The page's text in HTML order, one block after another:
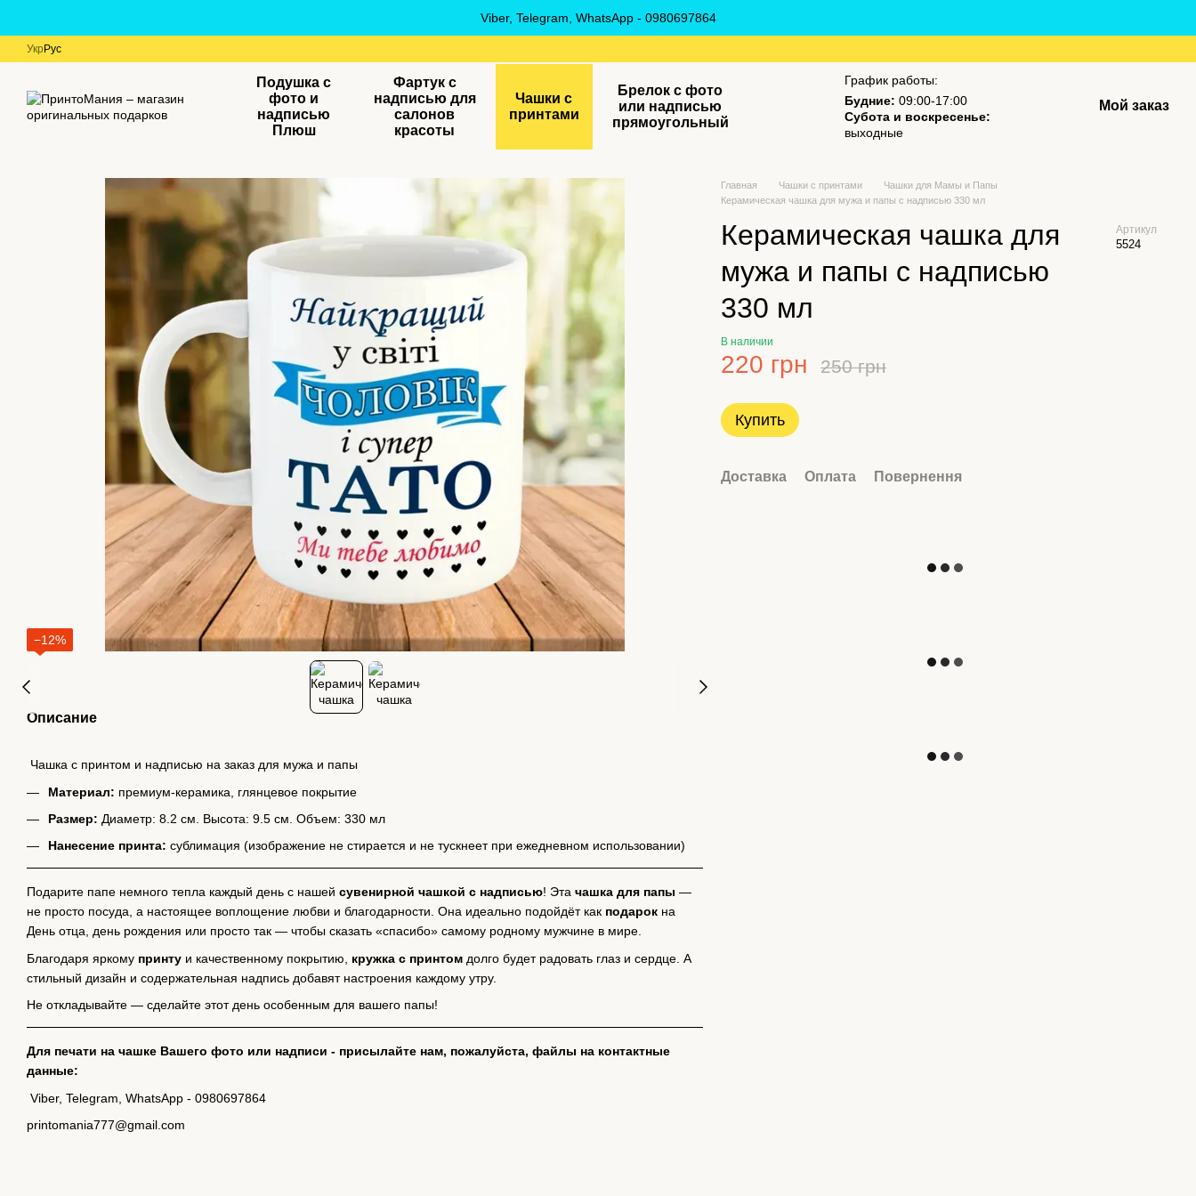
Viber, Telegram, WhatsApp - 0980697864
Укр Рус
Подушка с
фото и
надписью
Плюш
Фартук с
надписью для
салонов
красоты
Чашки с
принтами
Брелок с фото
или надписью
прямоугольный
График работы:
Будние: 09:00-17:00
Субота и воскресенье:
выходные
Мой заказ
−12%
Описание
Чашка с принтом и надписью на заказ для мужа и папы
Материал: премиум-керамика, глянцевое покрытие
Размер: Диаметр: 8.2 см. Высота: 9.5 см. Объем: 330 мл
Нанесение принта: сублимация (изображение не стирается и не тускнеет при ежедневном использовании)
Подарите папе немного тепла каждый день с нашей сувенирной чашкой с надписью! Эта чашка для папы —
не просто посуда, а настоящее воплощение любви и благодарности. Она идеально подойдёт как подарок на
День отца, день рождения или просто так — чтобы сказать «спасибо» самому родному мужчине в мире.
Благодаря яркому принту и качественному покрытию, кружка с принтом долго будет радовать глаз и сердце. А
стильный дизайн и содержательная надпись добавят настроения каждому утру.
Не откладывайте — сделайте этот день особенным для вашего папы!
Для печати на чашке Вашего фото или надписи - присылайте нам, пожалуйста, файлы на контактные
данные:
Viber, Telegram, WhatsApp - 0980697864
printomania777@gmail.com
Главная Чашки с принтами
Чашки для Мамы и Папы
Керамическая чашка для мужа и папы с надписью 330 мл
Керамическая чашка для
мужа и папы с надписью
330 мл
Артикул
5524
В наличии
220 грн 250 грн
Купить
Доставка Оплата Повернення